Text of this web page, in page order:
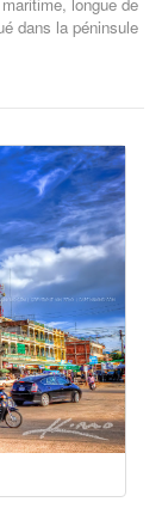
longue de
dans la péninsule